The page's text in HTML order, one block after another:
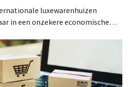
luxewarenhuizen
in een onzekere economische